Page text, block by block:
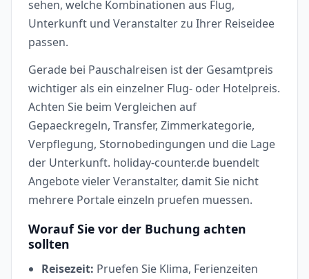
sehen, welche Kombinationen aus Flug,
Unterkunft und Veranstalter zu Ihrer Reiseidee
passen.
Gerade bei Pauschalreisen ist der Gesamtpreis
wichtiger als ein einzelner Flug- oder Hotelpreis.
Achten Sie beim Vergleichen auf
Gepaeckregeln, Transfer, Zimmerkategorie,
Verpflegung, Stornobedingungen und die Lage
der Unterkunft. holiday-counter.de buendelt
Angebote vieler Veranstalter, damit Sie nicht
mehrere Portale einzeln pruefen muessen.
Worauf Sie vor der Buchung achten
sollten
Reisezeit: Pruefen Sie Klima, Ferienzeiten